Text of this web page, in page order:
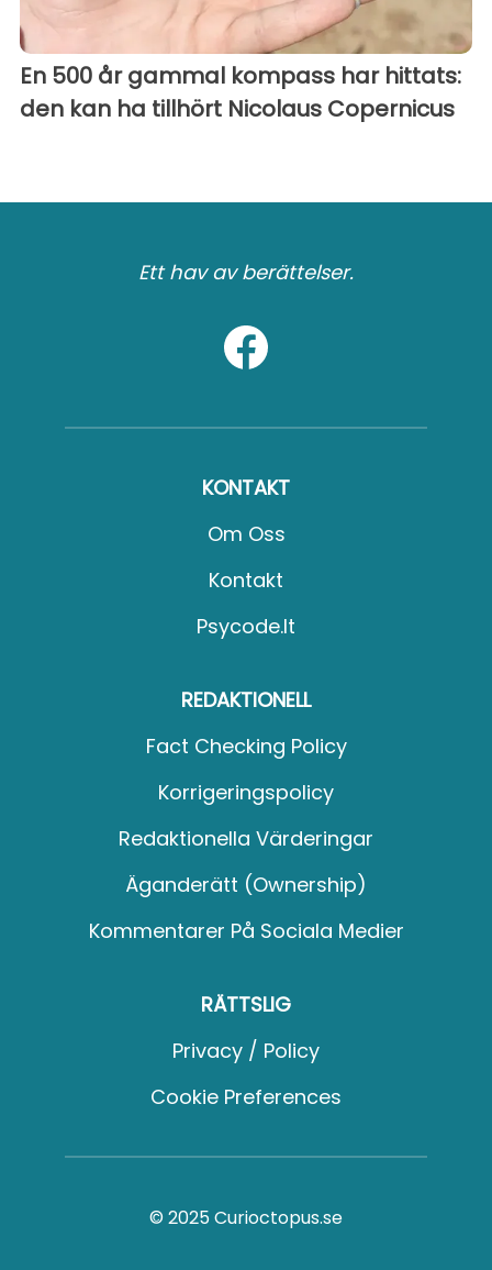
En 500 år gammal kompass har hittats:
den kan ha tillhört Nicolaus Copernicus
Ett hav av berättelser.
KONTAKT
Om Oss
Kontakt
Psycode.it
REDAKTIONELL
Fact Checking Policy
Korrigeringspolicy
Redaktionella Värderingar
Äganderätt (Ownership)
Kommentarer På Sociala Medier
RÄTTSLIG
Privacy / Policy
Cookie Preferences
© 2025 Curioctopus.se